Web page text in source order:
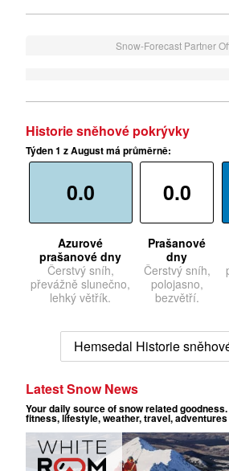
Snow-Forecast Partner
Historie sněhové pokrývky
Týden 1 z August má průměrně:
0.0
Azurové
prašanové dny
Čerstvý sníh,
převážně slunečno,
lehký větřík.
0.0
Prašanové
dny
Čerstvý sníh,
polojasno,
bezvětří.
Hemsedal Historie